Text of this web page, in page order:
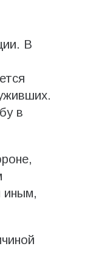
В
в
иным,